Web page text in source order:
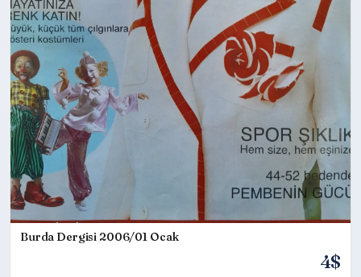
Burda Dergisi 2006/01 Ocak
4$